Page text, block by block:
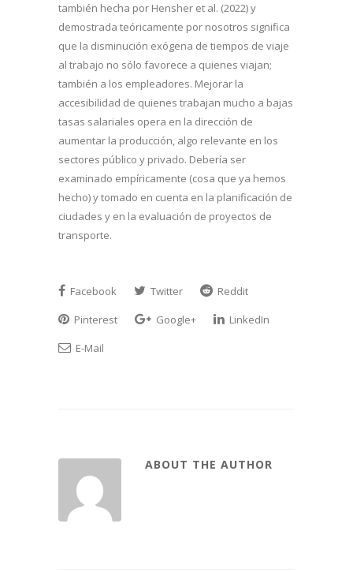
también hecha por Hensher et al. (2022) y
demostrada teóricamente por nosotros significa
que la disminución exógena de tiempos de viaje
al trabajo no sólo favorece a quienes viajan;
también a los empleadores. Mejorar la
accesibilidad de quienes trabajan mucho a bajas
tasas salariales opera en la dirección de
aumentar la producción, algo relevante en los
sectores público y privado. Debería ser
examinado empíricamente (cosa que ya hemos
hecho) y tomado en cuenta en la planificación de
ciudades y en la evaluación de proyectos de
transporte.
Facebook Twitter
Reddit
Pinterest
Google+
LinkedIn
E-Mail
ABOUT THE AUTHOR